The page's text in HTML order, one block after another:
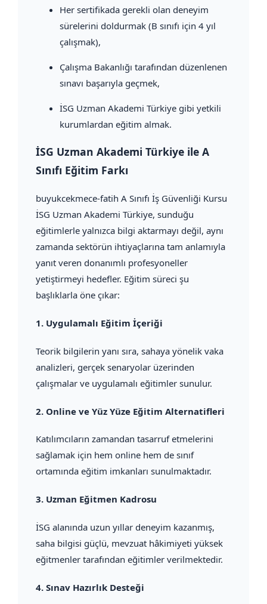
Her sertifikada gerekli olan deneyim
sürelerini doldurmak (B sınıfı için 4 yıl
çalışmak),
Çalışma Bakanlığı tarafından düzenlenen
sınavı başarıyla geçmek,
İSG Uzman Akademi Türkiye gibi yetkili
kurumlardan eğitim almak.
İSG Uzman Akademi Türkiye ile A
Sınıfı Eğitim Farkı
buyukcekmece-fatih A Sınıfı İş Güvenliği Kursu
İSG Uzman Akademi Türkiye, sunduğu
eğitimlerle yalnızca bilgi aktarmayı değil, aynı
zamanda sektörün ihtiyaçlarına tam anlamıyla
yanıt veren donanımlı profesyoneller
yetiştirmeyi hedefler. Eğitim süreci şu
başlıklarla öne çıkar:
1. Uygulamalı Eğitim İçeriği
Teorik bilgilerin yanı sıra, sahaya yönelik vaka
analizleri, gerçek senaryolar üzerinden
çalışmalar ve uygulamalı eğitimler sunulur.
2. Online ve Yüz Yüze Eğitim Alternatifleri
Katılımcıların zamandan tasarruf etmelerini
sağlamak için hem online hem de sınıf
ortamında eğitim imkanları sunulmaktadır.
3. Uzman Eğitmen Kadrosu
İSG alanında uzun yıllar deneyim kazanmış,
saha bilgisi güçlü, mevzuat hâkimiyeti yüksek
eğitmenler tarafından eğitimler verilmektedir.
4. Sınav Hazırlık Desteği